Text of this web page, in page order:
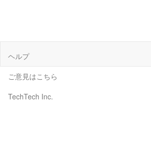
ヘルプ
ご意見はこちら
TechTech Inc.